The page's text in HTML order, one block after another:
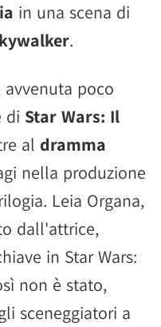
in una scena di
.
avvenuta poco
di Star Wars: Il
al dramma
nella produzione
Leia Organa,
dall'attrice,
in Star Wars:
non è stato,
sceneggiatori a